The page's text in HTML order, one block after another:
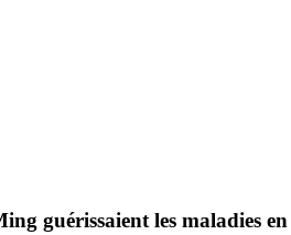
guérissaient les maladies